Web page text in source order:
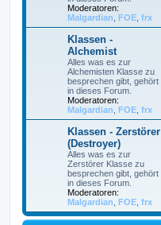
Moderatoren:
Malgardian FOE frx
Klassen -
Alchemist
Alles was es zur
Alchemisten Klasse zu
besprechen gibt, gehört
in dieses Forum.
Moderatoren:
Malgardian FOE frx
Klassen - Zerstörer
(Destroyer)
Alles was es zur
Zerstörer Klasse zu
besprechen gibt, gehört
in dieses Forum.
Moderatoren:
Malgardian FOE frx